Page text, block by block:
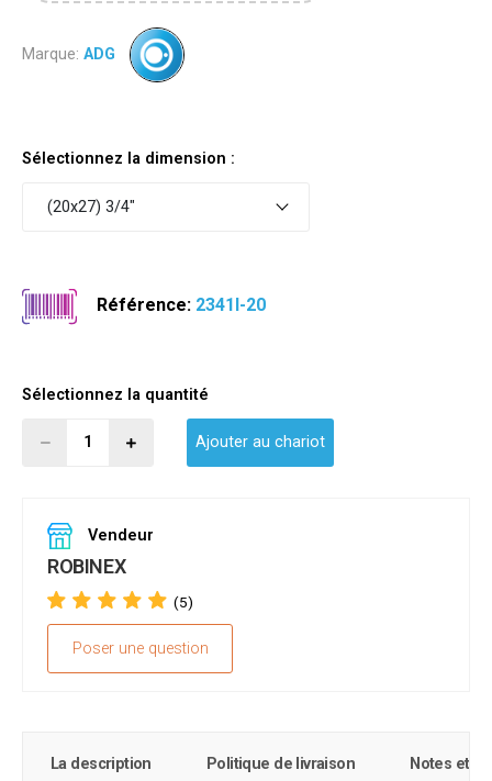
Marque: ADG
Sélectionnez la dimension :
(20x27) 3/4"
Référence: 2341I-20
Sélectionnez la quantité
Ajouter au chariot
Vendeur
ROBINEX
(5)
Poser une question
La description Politique de livraison Notes et